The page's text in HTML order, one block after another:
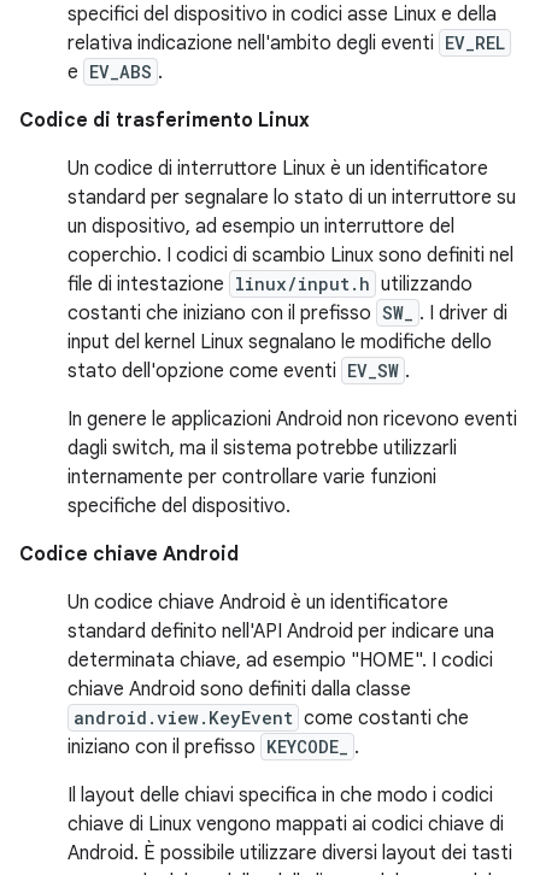
specifici del dispositivo in codici asse Linux e della
relativa indicazione nell'ambito degli eventi EV_REL
e EV_ABS .
Codice di trasferimento Linux
Un codice di interruttore Linux è un identificatore
standard per segnalare lo stato di un interruttore su
un dispositivo, ad esempio un interruttore del
coperchio. I codici di scambio Linux sono definiti nel
file di intestazione linux/input.h utilizzando
costanti che iniziano con il prefisso SW_
. I driver di
input del kernel Linux segnalano le modifiche dello
stato dell'opzione come eventi EV_SW .
In genere le applicazioni Android non ricevono eventi
dagli switch, ma il sistema potrebbe utilizzarli
internamente per controllare varie funzioni
specifiche del dispositivo.
Codice chiave Android
Un codice chiave Android è un identificatore
standard definito nell'API Android per indicare una
determinata chiave, ad esempio "HOME". I codici
chiave Android sono definiti dalla classe
android.view.KeyEvent come costanti che
iniziano con il prefisso KEYCODE_
.
Il layout delle chiavi specifica in che modo i codici
chiave di Linux vengono mappati ai codici chiave di
Android. È possibile utilizzare diversi layout dei tasti